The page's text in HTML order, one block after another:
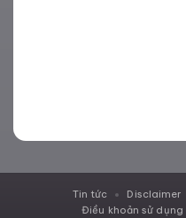
Tin tức Disclaimer
Điều khoản sử dụng